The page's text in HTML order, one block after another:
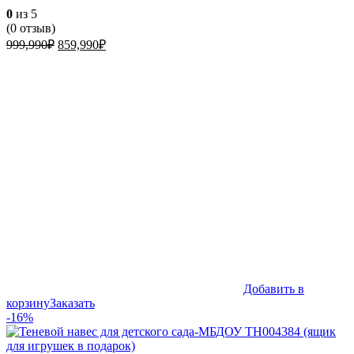
0 из 5
(0 отзыв)
999,990₽ Первоначальная
859,990₽Текущая
Добавить в
корзинуЗаказать
-16%